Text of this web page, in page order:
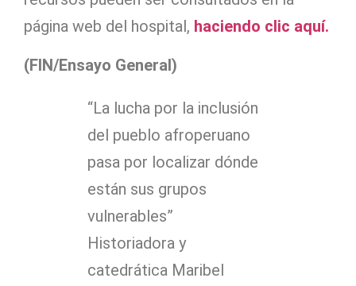
página web del hospital, haciendo clic aquí.
(FIN/Ensayo General)
“La lucha por la inclusión
del pueblo afroperuano
pasa por localizar dónde
están sus grupos
vulnerables”
Historiadora y
catedrática Maribel